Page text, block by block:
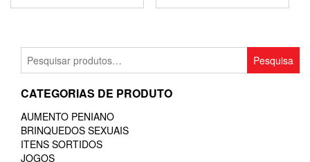
Pesquisar
por:
Pesquisa
CATEGORIAS DE PRODUTO
AUMENTO PENIANO
BRINQUEDOS SEXUAIS
ITENS SORTIDOS
JOGOS